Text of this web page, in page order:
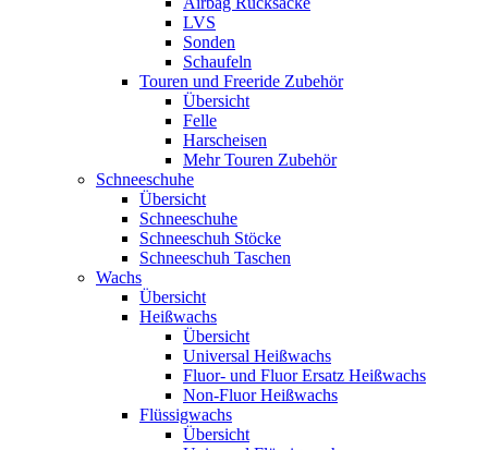
LVS
Sonden
Schaufeln
Touren und Freeride Zubehör
Übersicht
Felle
Harscheisen
Mehr Touren Zubehör
Schneeschuhe
Übersicht
Schneeschuhe
Schneeschuh Stöcke
Schneeschuh Taschen
Wachs
Übersicht
Heißwachs
Übersicht
Universal Heißwachs
Fluor- und Fluor Ersatz Heißwachs
Non-Fluor Heißwachs
Flüssigwachs
Übersicht